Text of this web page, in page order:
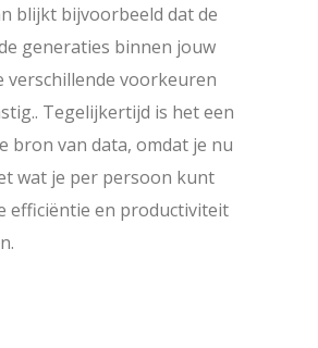
blijkt bijvoorbeeld dat de
generaties binnen jouw
verschillende voorkeuren
Tegelijkertijd is het een
bron van data, omdat je nu
wat je per persoon kunt
efficiëntie en productiviteit